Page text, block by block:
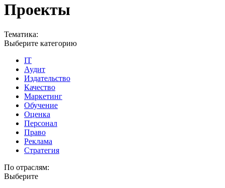
Проекты
Тематика:
Выберите категорию
IT
Аудит
Издательство
Качество
Маркетинг
Обучение
Оценка
Персонал
Право
Реклама
Стратегия
По отраслям:
Выберите